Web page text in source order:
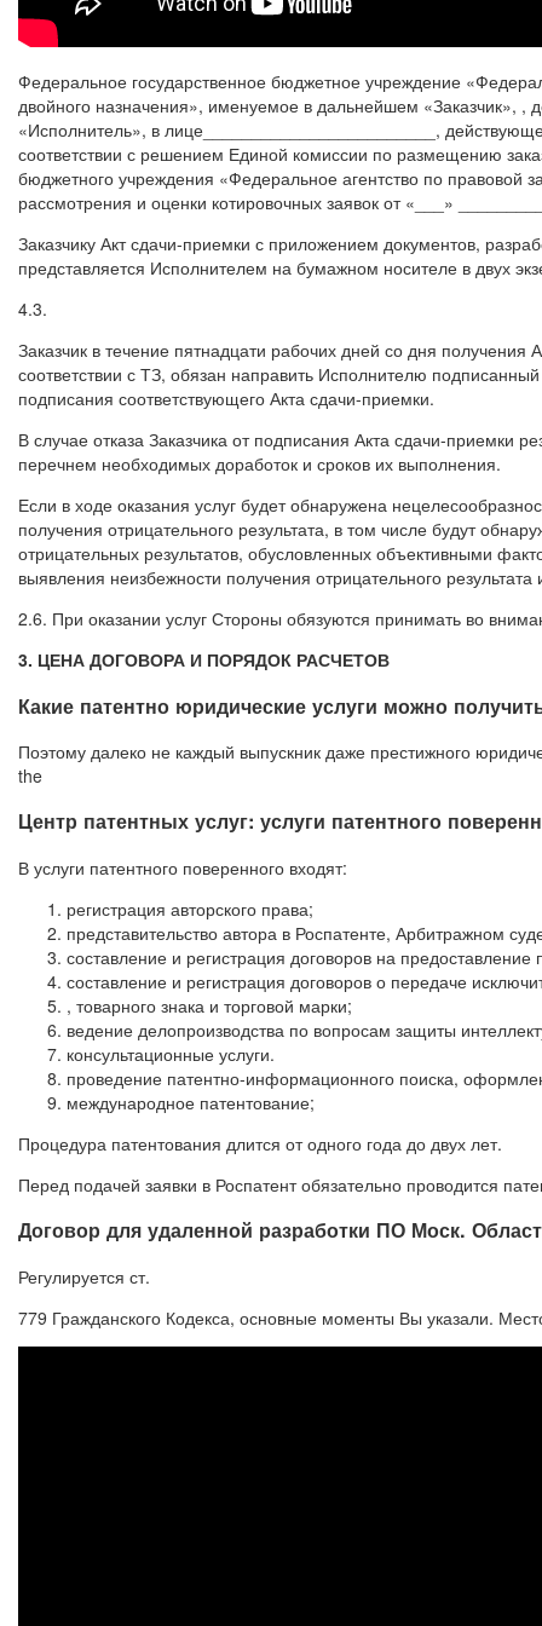
Федеральное государственное бюджетное учреждение
двойного назначения», именуемое в дальнейшем «Заказчик»,
«Исполнитель», в лице________________________,
соответствии с решением Единой комиссии по размещению
бюджетного учреждения «Федеральное агентство по правовой
рассмотрения и оценки котировочных заявок от «___»
Заказчику Акт сдачи-приемки с приложением документов,
представляется Исполнителем на бумажном носителе в двух
4.3.
Заказчик в течение пятнадцати рабочих дней со дня получения
соответствии с ТЗ, обязан направить Исполнителю
подписания соответствующего Акта сдачи-приемки.
В случае отказа Заказчика от подписания Акта сдачи-приемки
перечнем необходимых доработок и сроков их выполнения.
Если в ходе оказания услуг будет обнаружена
получения отрицательного результата, в том числе будут
отрицательных результатов, обусловленных объективными
выявления неизбежности получения отрицательного
2.6. При оказании услуг Стороны обязуются принимать во
3. ЦЕНА ДОГОВОРА И ПОРЯДОК РАСЧЕТОВ
Какие патентно юридические услуги можно
Поэтому далеко не каждый выпускник даже престижного
the
Центр патентных услуг: услуги патентного
В услуги патентного поверенного входят:
регистрация авторского права;
представительство автора в Роспатенте, Арбитражном
составление и регистрация договоров на
составление и регистрация договоров о передаче
, товарного знака и торговой марки;
ведение делопроизводства по вопросам защиты
консультационные услуги.
проведение патентно-информационного поиска,
международное патентование;
Процедура патентования длится от одного года до двух лет.
Перед подачей заявки в Роспатент обязательно проводится
Договор для удаленной разработки ПО Моск.
Регулируется ст.
779 Гражданского Кодекса, основные моменты Вы указали.